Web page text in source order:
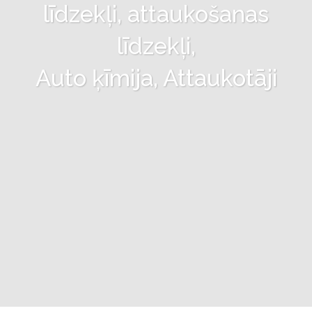
līdzekļi, attaukošanas
līdzekļi,
Auto ķīmija, Attaukotāji